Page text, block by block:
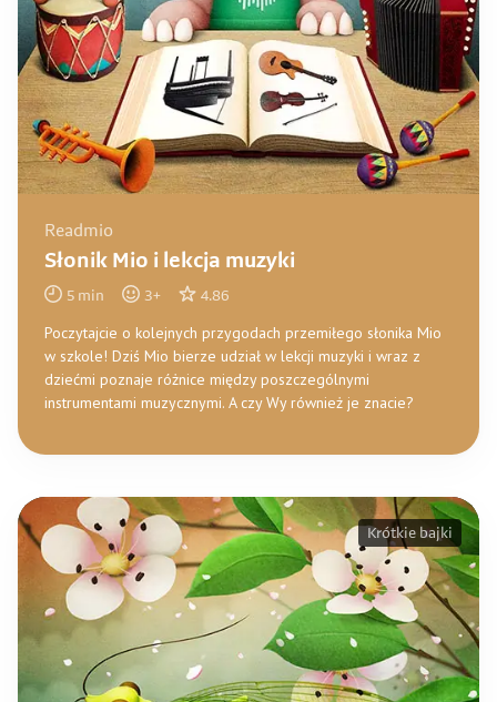
Readmio
Słonik Mio i lekcja muzyki
5 min 3+ 4.86
Poczytajcie o kolejnych przygodach przemiłego słonika Mio
w szkole! Dziś Mio bierze udział w lekcji muzyki i wraz z
dziećmi poznaje różnice między poszczególnymi
instrumentami muzycznymi. A czy Wy również je znacie?
Krótkie bajki